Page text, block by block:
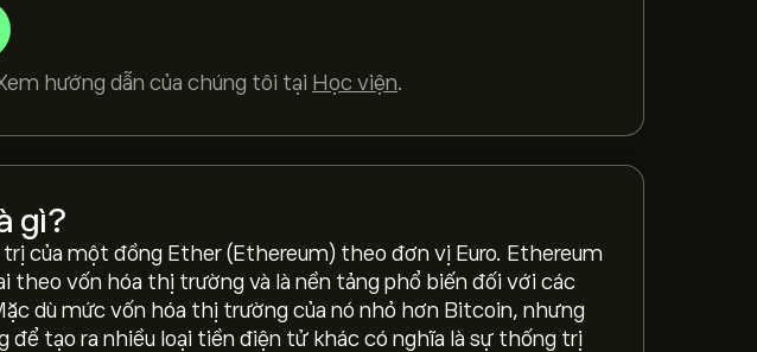
hướng dẫn của chúng tôi tại Học viện.
gì?
của một đồng Ether (Ethereum) theo đơn vị Euro. Ethereum
theo vốn hóa thị trường và là nền tảng phổ biến đối với các
dù mức vốn hóa thị trường của nó nhỏ hơn Bitcoin, nhưng
để tạo ra nhiều loại tiền điện tử khác có nghĩa là sự thống trị